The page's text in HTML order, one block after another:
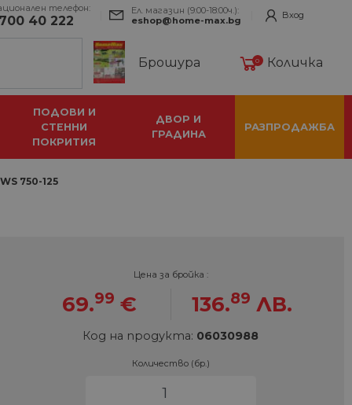
телефон:
40 222
Ел. магазин (9:00-18:00ч.):
eshop@home-max.bg
Вход
Брошура 0 Количка
ПОДОВИ И
СТЕННИ
ПОКРИТИЯ
ДВОР И
ГРАДИНА
РАЗПРОДАЖБА
750-125
Цена за бройка :
69.99 € 136.89 ЛВ.
Код на продукта: 06030988
Количество (бр.)